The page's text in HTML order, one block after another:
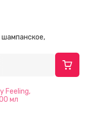
шампанское,